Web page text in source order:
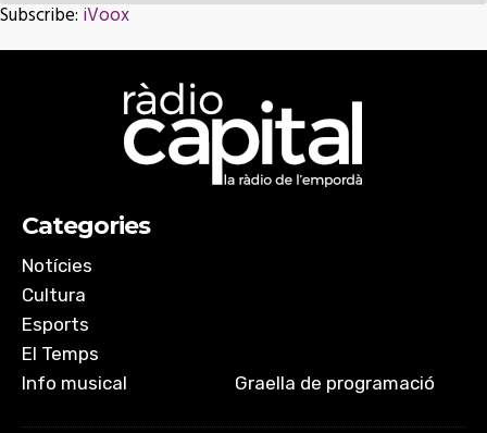
iVoox
SHARE
EMBED
Subscribe: iVoox
Categories
Notícies
Cultura
Esports
El Temps
Info musical
Graella de programació